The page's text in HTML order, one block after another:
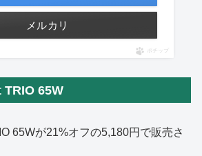
メルカリ
ポチップ
65W
65Wが21%オフの5,180円で販売さ